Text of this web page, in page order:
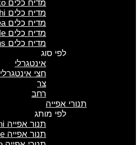
מדיח כלים beko
מדיח כלים Delonghi
מדיח כלים Midea
מדיח כלים Miele
מדיח כלים Siemens
לפי סוג
אינטגרלי
חצי אינטגרלי
צר
רחב
תנורי אפייה
לפי מותג
תנור אפייה Delonghi
תנור אפייה Miele